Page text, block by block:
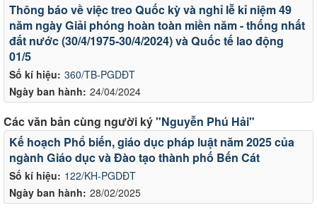
Số kí hiệu: 360/TB-PGDĐT
Ngày ban hành: 24/04/2024
Thông báo về việc treo Quốc kỳ và nghỉ lễ kỉ niệm 49
năm ngày Giải phóng hoàn toàn miền năm - thống nhất
đất nước (30/4/1975-30/4/2024) và Quốc tế lao động
01/5
Các văn bản cùng người ký"Nguyễn Phú Hải"
Số kí hiệu: 122/KH-PGDĐT
Ngày ban hành: 28/02/2025
Kế hoạch Phổ biến, giáo dục pháp luật năm 2025 của
ngành Giáo dục và Đào tạo thành phố Bến Cát